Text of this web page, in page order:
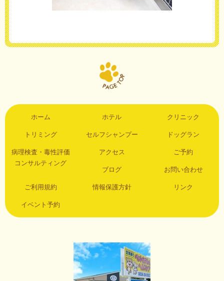
ホーム ホテル クリニック
トリミング セルフシャンプー ドッグラン
病理検査・毒性評価
コンサルティング
アクセス ご予約
ブログ お問い合わせ
ご利用規約 情報保護方針 リンク
イベント予約